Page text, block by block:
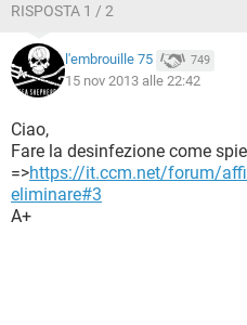
RISPOSTA 1 / 2
l'embrouille 75 749
15 nov 2013 alle 22:42
Ciao,
Fare la desinfezione come
=>https://it.ccm.net/forum/
eliminare#3
A+